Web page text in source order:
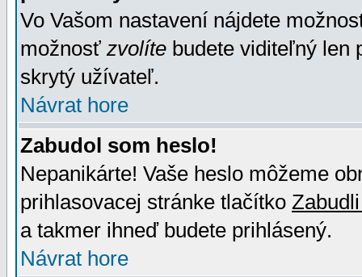
Vo Vašom nastavení nájdete
možnosť zvolíte budete viditeľný len
skrytý užívateľ.
Návrat hore
Zabudol som heslo!
Nepanikárte! Vaše heslo môžeme
prihlasovacej stránke tlačítko
a takmer ihneď budete prihlásený.
Návrat hore